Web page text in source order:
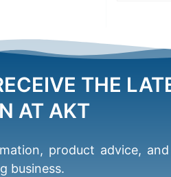
THE
AT AKT
product advice,
business.